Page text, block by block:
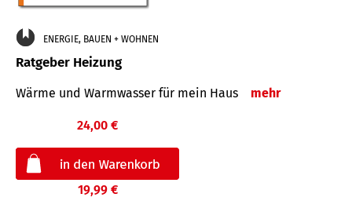
ENERGIE, BAUEN + WOHNEN
Ratgeber Heizung
Wärme und Warmwasser für mein Haus mehr
24,00 €
19,99 €